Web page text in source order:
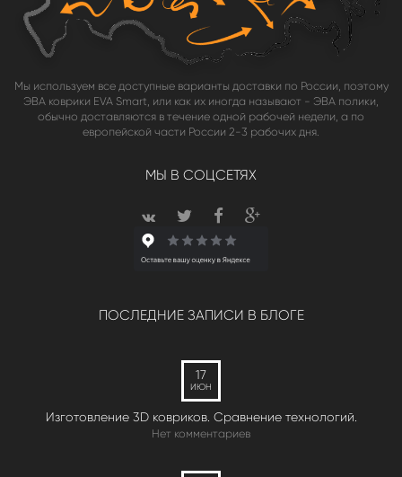
Мы используем все доступные варианты доставки по России, поэтому
ЭВА коврики EVA Smart, или как их иногда называют - ЭВА полики,
обычно доставляются в течение одной рабочей недели, а по
европейской части России 2-3 рабочих дня.
МЫ В СОЦСЕТЯХ
ПОСЛЕДНИЕ ЗАПИСИ В БЛОГЕ
17
ИЮН
Изготовление 3D ковриков. Сравнение технологий.
Нет комментариев